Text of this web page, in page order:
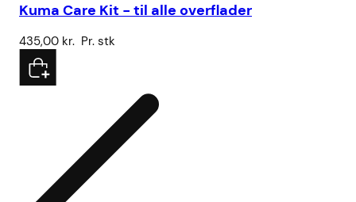
Kuma Care Kit - til alle overflader
435,00 kr. Pr. stk